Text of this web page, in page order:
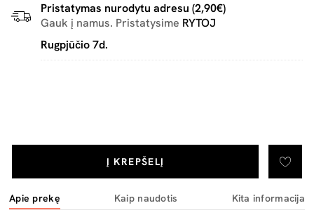
Į KREPŠELĮ
Pristatymas nurodytu adresu (2,90€)
Gauk į namus. Pristatysime RYTOJ
Rugpjūčio 7d.
Apie prekę Kaip naudotis Kita informacija